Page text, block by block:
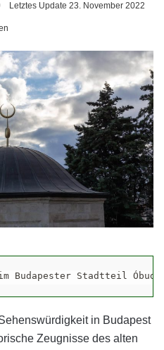
Letztes Update 23. November 2022
Budapester Stadtteil
in Budapest
Zeugnisse des alten